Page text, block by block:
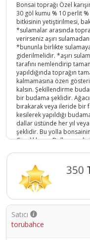
Bonsai toprağı Özel
30 göl kumu % 10 perlit
bitkisinin yetiştirilmesi,
*sulamalar arasında
verirseniz aşırı
*bununla birlikte
giderilmelidir. *aşırı
tarafını nemlendirip
yapıldığında toprağın
kalmamasına özen
kalsın. Şekillendirme
bir budama şeklidir.
bırakarak veya ileride bir
kesilerek yapıldığı
dallar üstünde her yıl
şeklidir. Bu yolla
Çimdikleme: Dalların
de yapmamız
bitki aydınlık ortamları
sıcak havada bırakmak
kolay etkilenen bonsai
gibi zamanla topraktaki
en az bir kere vitamin ve
bitkisi bulunduğu
bulunmamalıdır. *yılın
yaprakları makas
Satıcı
torubahce